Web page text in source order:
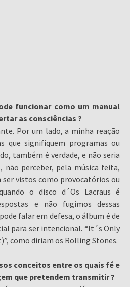
funcionar como um manual
as consciências ?
Por um lado, a minha reação
que signifiquem programas ou
também é verdade, e não seria
não perceber, pela música feita,
ser vistos como provocatórios ou
o disco d´Os Lacraus é
e não fugimos dessas
falar em defesa, o álbum é de
para ser intencional. “It´s Only
como diriam os Rolling Stones.
conceitos entre os quais fé e
que pretendem transmitir ?